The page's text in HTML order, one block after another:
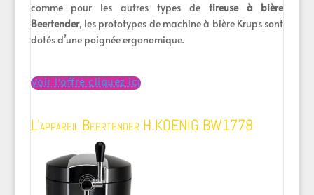
comme pour les autres types de tireuse à bière
Beertender, les prototypes de machine à bière Krups sont
dotés d’une poignée ergonomique.
Voir l’offre cliquez ici
L’appareil Beertender H.KOENIG BW1778